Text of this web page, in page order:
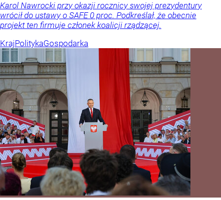
Karol Nawrocki przy okazji rocznicy swojej prezydentury
wrócił do ustawy o SAFE 0 proc. Podkreślał, że obecnie
projekt ten firmuje członek koalicji rządzącej.
KrajPolitykaGospodarka